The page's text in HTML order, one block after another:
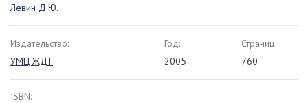
Левин Д.Ю.
Издательство:
УМЦ ЖДТ
Год:
2005
Страниц:
760
ISBN: